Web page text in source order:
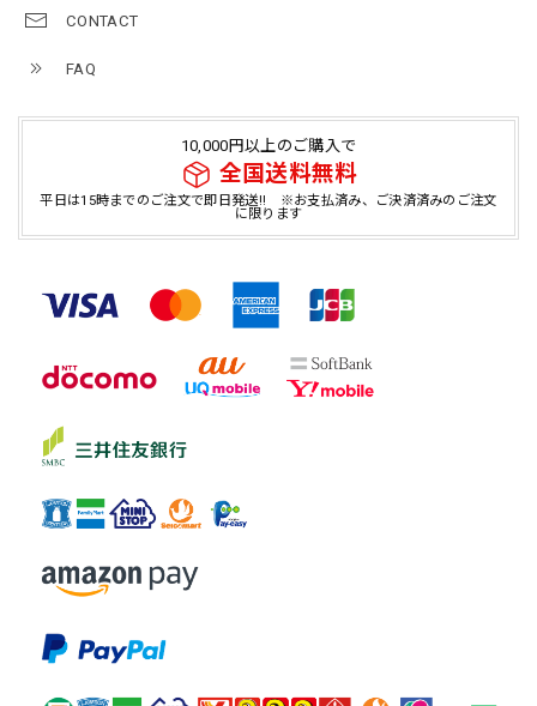
CONTACT
FAQ
10,000円以上のご購入で
全国送料無料
平日は15時までのご注文で即日発送!! ※お支払済み、ご決済済みのご注文
に限ります